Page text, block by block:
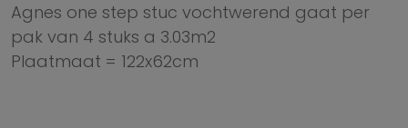
Agnes one step stuc vochtwerend gaat per
pak van 4 stuks a 3.03m2
Plaatmaat = 122x62cm